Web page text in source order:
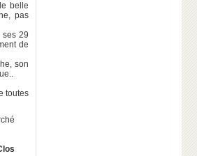
belle
pas
ses 29
de
son
toutes